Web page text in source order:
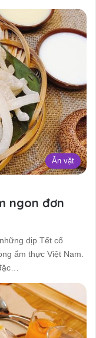
Ăn vặt
ngon đơn
dịp Tết cổ
ẩm thực Việt Nam.